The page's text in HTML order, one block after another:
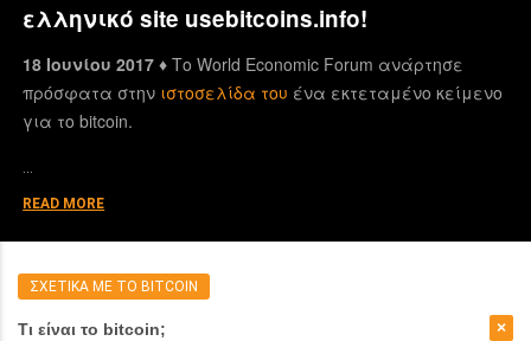
ελληνικό site usebitcoins.info!
18 Ιουνίου 2017 ♦Το World Economic Forum ανάρτησε
πρόσφατα στην ιστοσελίδα του ένα εκτεταμένο κείμενο
για το bitcoin.
READ MORE
ΣΧΕΤΙΚΑ ΜΕ ΤΟ BITCOIN
Τι είναι το bitcoin;